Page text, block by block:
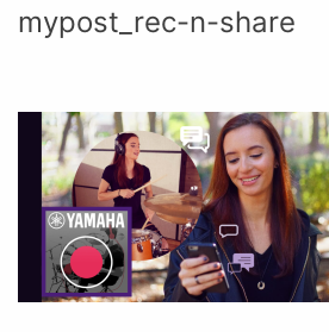
mypost_rec-n-share